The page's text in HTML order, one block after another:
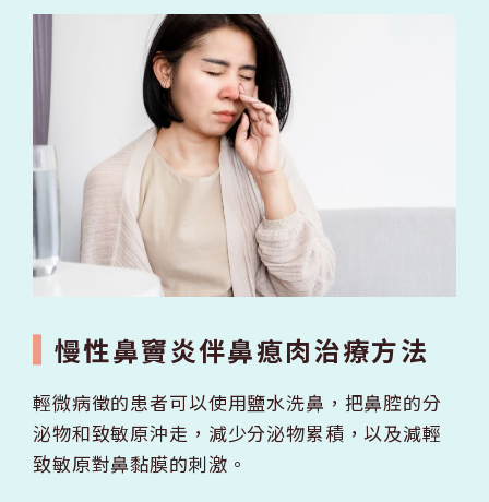
慢性鼻竇炎伴鼻瘜肉治療方法
輕微病徵的患者可以使用鹽水洗鼻，把鼻腔的分
泌物和致敏原沖走，減少分泌物累積，以及減輕
致敏原對鼻黏膜的刺激。